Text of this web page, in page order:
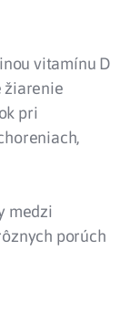
vitamínu D
žiarenie
pri
medzi
porúch